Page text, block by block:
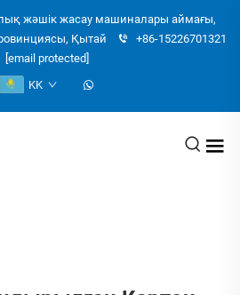
жәшік жасау машиналары аймағы,
Қытай
+86-15226701321
[email protected]
KK